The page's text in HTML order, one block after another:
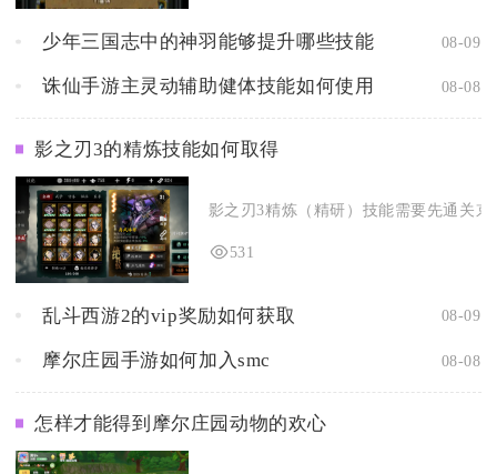
少年三国志中的神羽能够提升哪些技能 08-09
诛仙手游主灵动辅助健体技能如何使用 08-08
影之刃3的精炼技能如何取得
影之刃3精炼（精研）技能需要先通关
531
乱斗西游2的vip奖励如何获取 08-09
摩尔庄园手游如何加入smc 08-08
怎样才能得到摩尔庄园动物的欢心